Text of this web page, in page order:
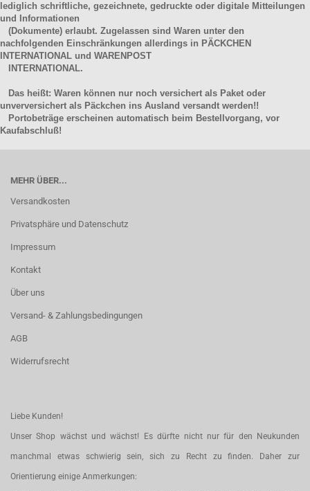
lediglich schriftliche, gezeichnete, gedruckte oder digitale Mitteilungen
und Informationen
(Dokumente) erlaubt. Zugelassen sind Waren unter den
nachfolgenden Einschränkungen allerdings in PÄCKCHEN
INTERNATIONAL und WARENPOST
INTERNATIONAL.
Das heißt: Waren können nur noch versichert als Paket oder
unverversichert als Päckchen ins Ausland versandt werden!!
Portobeträge erscheinen automatisch beim Bestellvorgang, vor
Kaufabschluß!
MEHR ÜBER...
Versandkosten
Privatsphäre und Datenschutz
Impressum
Kontakt
Über uns
Versand- & Zahlungsbedingungen
AGB
Widerrufsrecht
Liebe Kunden!
Unser Shop wächst und wächst! Es dürfte nicht nur für den Neukunden
manchmal etwas schwierig sein, sich zu Recht zu finden. Daher zur
Orientierung einige Anmerkungen: